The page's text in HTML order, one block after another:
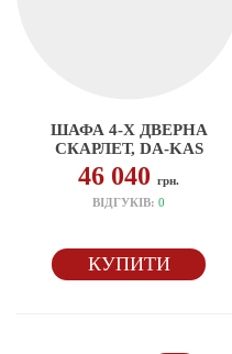
ШАФА 4-Х ДВЕРНА
СКАРЛЕТ, DA-KAS
46 040грн.
ВІДГУКІВ:0
КУПИТИ